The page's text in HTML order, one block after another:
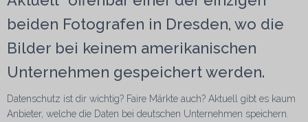
beiden Fotografen in Dresden, wo die
Bilder bei keinem amerikanischen
Unternehmen gespeichert werden.
Datenschutz ist dir wichtig? Faire Märkte auch? Aktuell gibt es kaum
Anbieter, welche die Daten bei deutschen Unternehmen speichern.